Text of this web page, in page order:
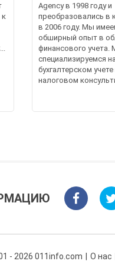
к
Agency в 1998 году и
преобразовались в
в 2006 году. Мы
обширный опыт в
финансового учета.
специализируемся на
бухгалтерском
налоговом
- 2026 011info.com О нас